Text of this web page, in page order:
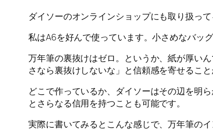
ダイソーのオンラインショップにも取り扱って
私はA6を好んで使っています。小さめなバッグ
万年筆の裏抜けはゼロ。というか、紙が厚い
さなら裏抜けしないな」と信頼感を寄せるこ
どこで作っているか、ダイソーはその辺を明
とさらなる信用を持つことも可能です。
実際に書いてみるとこんな感じで、万年筆の